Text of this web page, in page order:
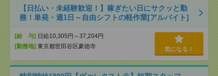
【日払い・未経験歓迎！】稼ぎたい日にサクッと勤
務！単発・週1日～自由シフトの軽作業[アルバイト]
[給 与] 日給10,305円～37,204円
[勤務地] 東京都世田谷区豪徳寺 気になる！